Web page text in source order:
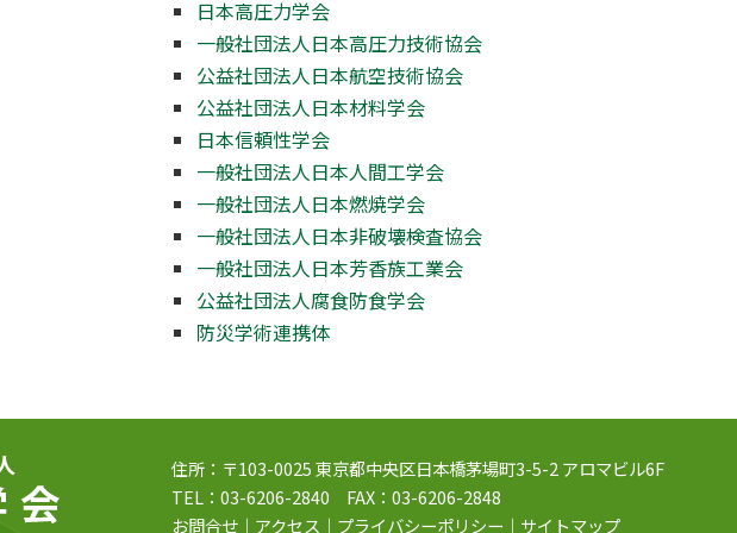
日本高圧力学会
一般社団法人日本高圧力技術協会
公益社団法人日本航空技術協会
公益社団法人日本材料学会
日本信頼性学会
一般社団法人日本人間工学会
一般社団法人日本燃焼学会
一般社団法人日本非破壊検査協会
一般社団法人日本芳香族工業会
公益社団法人腐食防食学会
防災学術連携体
住所：〒103-0025 東京都中央区日本橋茅場町3-5-2 アロマビル6F
TEL：03-6206-2840 FAX：03-6206-2848
お問合せ ｜ アクセス ｜ プライバシーポリシー ｜ サイトマップ